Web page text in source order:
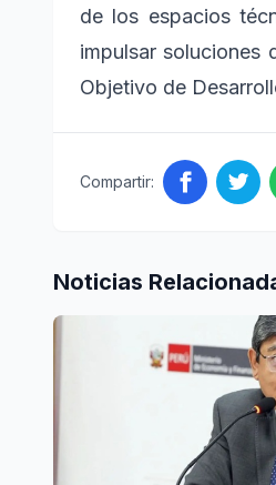
de los espacios
impulsar soluciones
Objetivo de
Compartir:
Noticias